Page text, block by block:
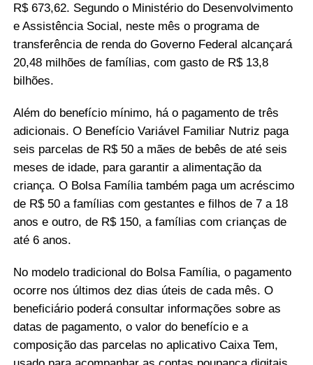
R$ 673,62. Segundo o Ministério do Desenvolvimento
e Assistência Social, neste mês o programa de
transferência de renda do Governo Federal alcançará
20,48 milhões de famílias, com gasto de R$ 13,8
bilhões.
Além do benefício mínimo, há o pagamento de três
adicionais. O Benefício Variável Familiar Nutriz paga
seis parcelas de R$ 50 a mães de bebês de até seis
meses de idade, para garantir a alimentação da
criança. O Bolsa Família também paga um acréscimo
de R$ 50 a famílias com gestantes e filhos de 7 a 18
anos e outro, de R$ 150, a famílias com crianças de
até 6 anos.
No modelo tradicional do Bolsa Família, o pagamento
ocorre nos últimos dez dias úteis de cada mês. O
beneficiário poderá consultar informações sobre as
datas de pagamento, o valor do benefício e a
composição das parcelas no aplicativo Caixa Tem,